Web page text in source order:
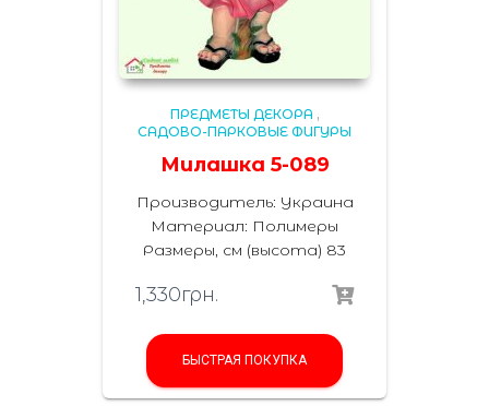
ПРЕДМЕТЫ ДЕКОРА ,
САДОВО-ПАРКОВЫЕ ФИГУРЫ
Милашка 5-089
Производитель: Украина
Материал: Полимеры
Размеры, см (высота) 83
1,330грн.
БЫСТРАЯ ПОКУПКА